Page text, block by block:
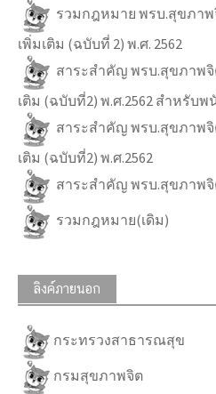
รวมกฎหมาย พรบ.สุขภาพ
เพิ่มเติม (ฉบับที่ 2) พ.ศ. 2562
สาระสำคัญ พรบ.สุขภาพจิ
เติม (ฉบับที่2) พ.ศ.2562 สำหรับ
สาระสำคัญ พรบ.สุขภาพจิ
เติม (ฉบับที่2) พ.ศ.2562
สาระสำคัญ พรบ.สุขภาพจิ
รวมกฎหมาย(เดิม)
ลิงค์ภายนอก
กระทรวงสาธารณสุข
กรมสุขภาพจิต